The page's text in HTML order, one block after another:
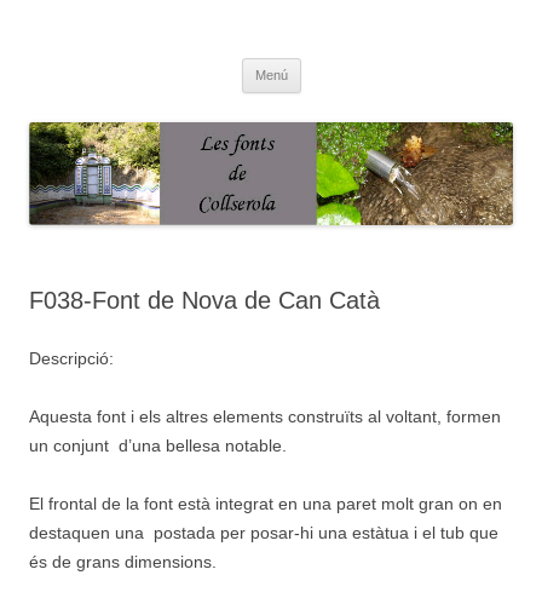
Menú
F038-Font de Nova de Can Catà
Descripció:
Aquesta font i els altres elements construïts al voltant, formen
un conjunt d’una bellesa notable.
El frontal de la font està integrat en una paret molt gran on en
destaquen una postada per posar-hi una estàtua i el tub que
és de grans dimensions.